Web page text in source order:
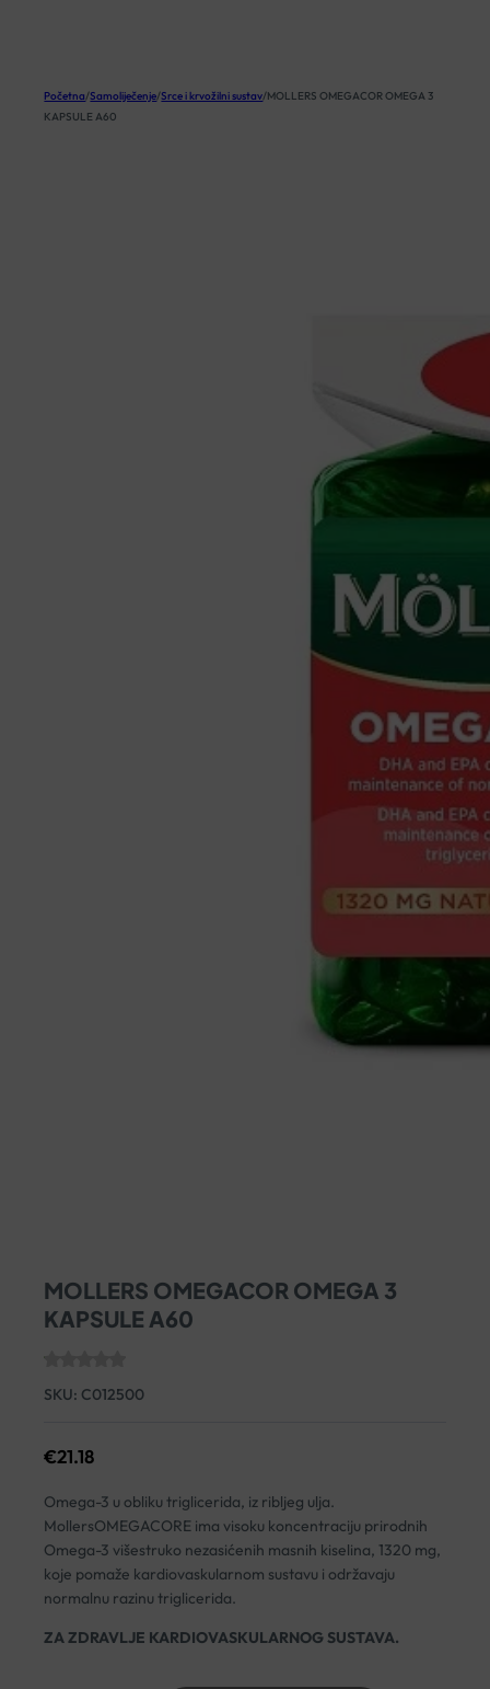
Početna/Samoliječenje/Srce i krvožilni sustav/MOLLERS OMEGACOR OMEGA 3
KAPSULE A60
MOLLERS OMEGACOR OMEGA 3
KAPSULE A60
SKU: C012500
€21.18
Omega-3 u obliku triglicerida, iz ribljeg ulja.
MollersOMEGACORE ima visoku koncentraciju prirodnih
Omega-3 višestruko nezasićenih masnih kiselina, 1320 mg,
koje pomaže kardiovaskularnom sustavu i održavaju
normalnu razinu triglicerida.
ZA ZDRAVLJE KARDIOVASKULARNOG SUSTAVA.